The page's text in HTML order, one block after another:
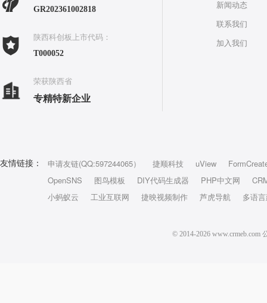
GR202361002818
陕西科创板上市代码：
T000052
荣获陕西省
专精特新企业
新闻动态
联系我们
加入我们
友情链接： 申请友链(QQ:597244065） 捷顺科技 uView
OpenSNS
图鸟模板 DIY代码生成器 PHP中文网
小蚂蚁云
工业互联网 捷映视频制作 芦虎导航 多语
© 2014-2026